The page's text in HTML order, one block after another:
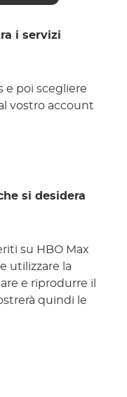
i servizi
e poi scegliere
vostro account
si desidera
su HBO Max
utilizzare la
e riprodurre il
quindi le